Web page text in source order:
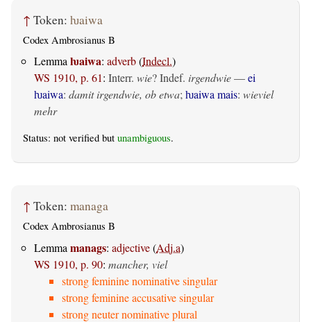
↑ Token: ƕaiwa
Codex Ambrosianus B
Lemmaƕaiwa: adverb(Indecl.)
WS 1910, p. 61: Interr. wie? Indef. irgendwie—ei
ƕaiwa: damit irgendwie, ob etwa;ƕaiwa mais: wieviel
mehr
Status: not verified but unambiguous.
↑ Token: managa
Codex Ambrosianus B
Lemma manags: adjective(Adj.a)
WS 1910, p. 90: mancher, viel
strong feminine nominative singular
strong feminine accusative singular
strong neuter nominative plural